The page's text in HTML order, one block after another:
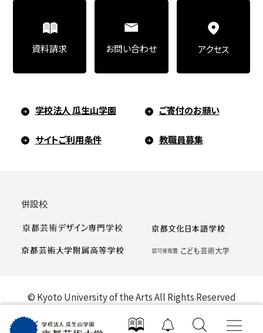
学校法人 瓜生山学園 ご寄付のお願い
サイトご利用条件 教職員募集
資料請求 お問い合わせ アクセス
併設校
© Kyoto University of the Arts All Rights Reserved